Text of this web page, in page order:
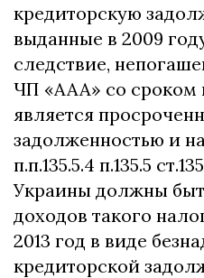
кредиторскую
выданные в 2009
следствие,
ЧП «ААА» со сроком
является
задолженностью и
п.п.135.5.4 п.135.5
Украины должны
доходов такого
2013 год в виде
кредиторской